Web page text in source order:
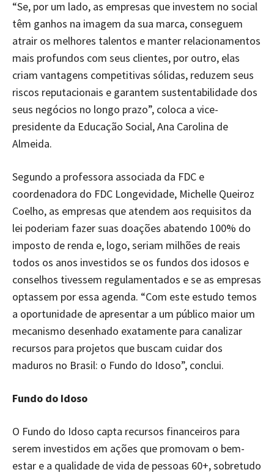
“Se, por um lado, as empresas que investem no social
têm ganhos na imagem da sua marca, conseguem
atrair os melhores talentos e manter relacionamentos
mais profundos com seus clientes, por outro, elas
criam vantagens competitivas sólidas, reduzem seus
riscos reputacionais e garantem sustentabilidade dos
seus negócios no longo prazo”, coloca a vice-
presidente da Educação Social, Ana Carolina de
Almeida.
Segundo a professora associada da FDC e
coordenadora do FDC Longevidade, Michelle Queiroz
Coelho, as empresas que atendem aos requisitos da
lei poderiam fazer suas doações abatendo 100% do
imposto de renda e, logo, seriam milhões de reais
todos os anos investidos se os fundos dos idosos e
conselhos tivessem regulamentados e se as empresas
optassem por essa agenda. “Com este estudo temos
a oportunidade de apresentar a um público maior um
mecanismo desenhado exatamente para canalizar
recursos para projetos que buscam cuidar dos
maduros no Brasil: o Fundo do Idoso”, conclui.
Fundo do Idoso
O Fundo do Idoso capta recursos financeiros para
serem investidos em ações que promovam o bem-
estar e a qualidade de vida de pessoas 60+, sobretudo